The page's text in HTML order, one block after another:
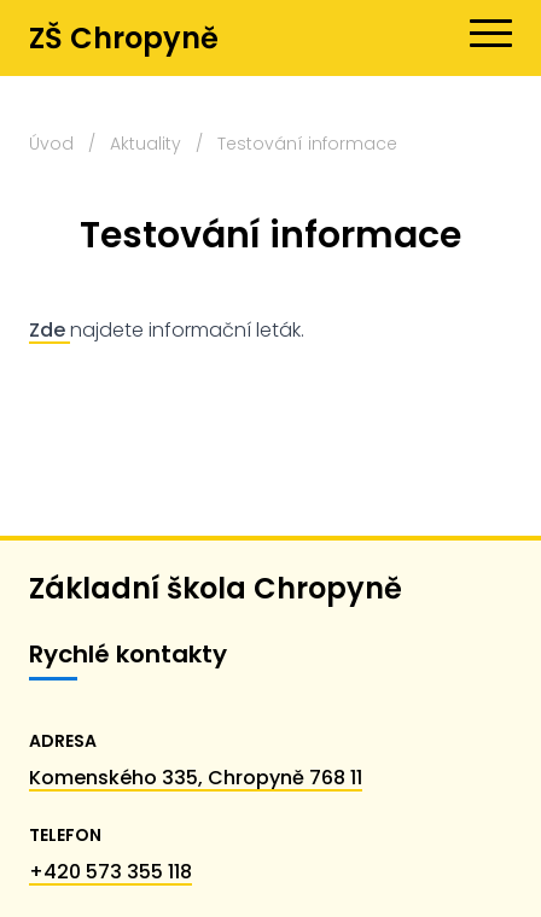
ZŠ Chropyně
Úvod / Aktuality / Testování informace
Testování informace
Zdenajdete informační leták.
Základní škola Chropyně
Rychlé kontakty
ADRESA
Komenského 335, Chropyně 768 11
TELEFON
+420 573 355 118